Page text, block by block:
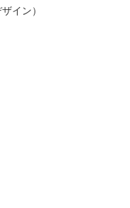
イン）